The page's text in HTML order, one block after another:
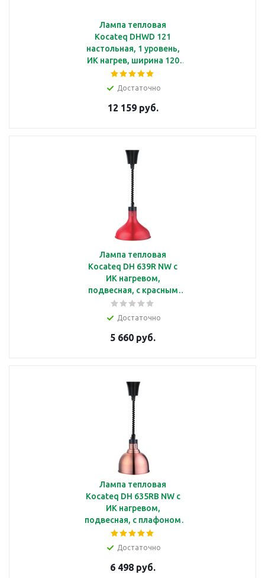
Лампа тепловая
Kocateq DHWD 121
настольная, 1 уровень,
ИК нагрев, ширина 120
см
Достаточно
12 159 руб.
Лампа тепловая
Kocateq DH 639R NW c
ИК нагревом,
подвесная, с красным
плафоном Ø290*220 мм
Достаточно
5 660 руб.
Лампа тепловая
Kocateq DH 635RB NW c
ИК нагревом,
подвесная, с плафоном
медного цвета
Ø250*220 мм
Достаточно
6 498 руб.